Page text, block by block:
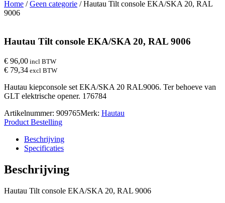
Home /Geen categorie / Hautau Tilt console EKA/SKA 20, RAL
9006
Hautau Tilt console EKA/SKA 20, RAL 9006
€ 96,00 incl BTW
€ 79,34 excl BTW
Hautau kiepconsole set EKA/SKA 20 RAL9006. Ter behoeve van
GLT elektrische opener. 176784
Artikelnummer: 909765Merk: Hautau
Product Bestelling
Beschrijving
Specificaties
Beschrijving
Hautau Tilt console EKA/SKA 20, RAL 9006